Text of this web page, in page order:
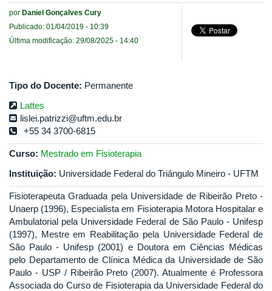
por Daniel Gonçalves Cury
Publicado: 01/04/2019 - 10:39
Última modificação: 29/08/2025 - 14:40
Tipo do Docente: Permanente
Lattes
lislei.patrizzi@uftm.edu.br
+55 34 3700-6815
Curso: Mestrado em Fisioterapia
Instituição: Universidade Federal do Triângulo Mineiro - UFTM
Fisioterapeuta Graduada pela Universidade de Ribeirão Preto -
Unaerp (1996), Especialista em Fisioterapia Motora Hospitalar e
Ambulatorial pela Universidade Federal de São Paulo - Unifesp
(1997), Mestre em Reabilitação pela Universidade Federal de
São Paulo - Unifesp (2001) e Doutora em Ciências Médicas
pelo Departamento de Clínica Médica da Universidade de São
Paulo - USP / Ribeirão Preto (2007). Atualmente é Professora
Associada do Curso de Fisioterapia da Universidade Federal do